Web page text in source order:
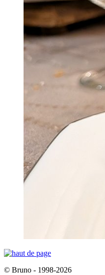
© Bruno - 1998-2026